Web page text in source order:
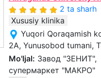
2 ta sharh
Xususiy klinika
Yuqori Qoraqamish
2A, Yunusobod tumani,
Mo'ljal: Завод "ЗЕНИТ",
супермаркет "МАКРО"